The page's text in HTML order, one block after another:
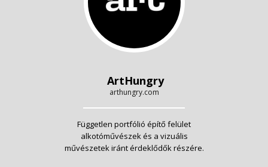
ArtHungry
arthungry.com
Független portfólió építő felület
alkotóművészek és a vizuális
művészetek iránt érdeklődők részére.